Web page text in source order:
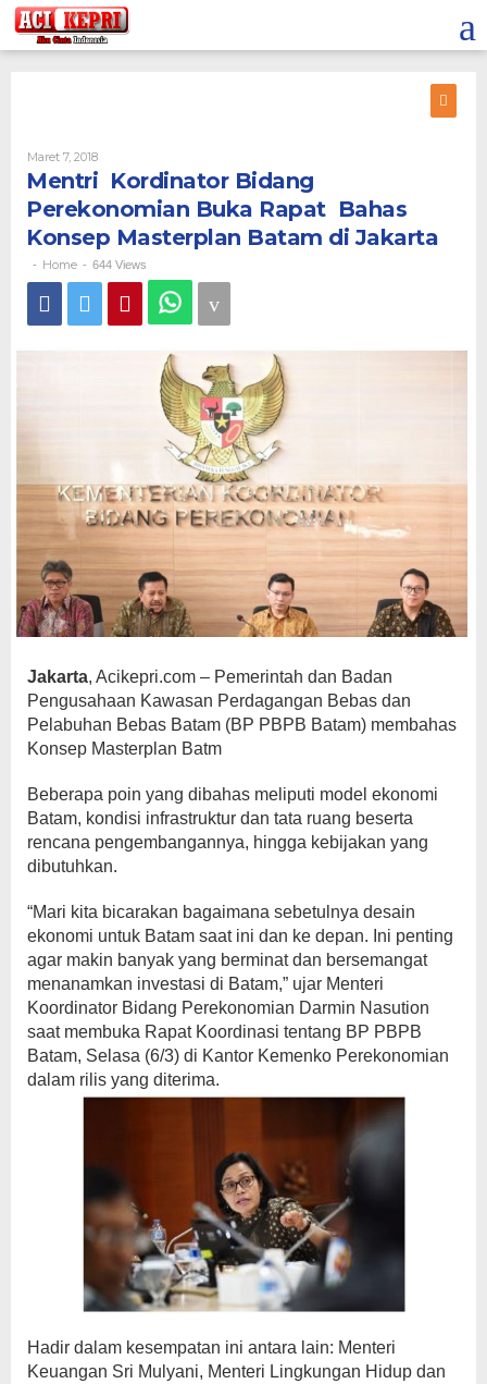
Lewati
ke
konten
Maret 7, 2018Oleh
Mentri Kordinator Bidang
Perekonomian Buka Rapat Bahas
Konsep Masterplan Batam di Jakarta
- Home - 644 Views
Jakarta, Acikepri.com – Pemerintah dan Badan
Pengusahaan Kawasan Perdagangan Bebas dan
Pelabuhan Bebas Batam (BP PBPB Batam) membahas
Konsep Masterplan Batm
Beberapa poin yang dibahas meliputi model ekonomi
Batam, kondisi infrastruktur dan tata ruang beserta
rencana pengembangannya, hingga kebijakan yang
dibutuhkan.
“Mari kita bicarakan bagaimana sebetulnya desain
ekonomi untuk Batam saat ini dan ke depan. Ini penting
agar makin banyak yang berminat dan bersemangat
menanamkan investasi di Batam,” ujar Menteri
Koordinator Bidang Perekonomian Darmin Nasution
saat membuka Rapat Koordinasi tentang BP PBPB
Batam, Selasa (6/3) di Kantor Kemenko Perekonomian
dalam rilis yang diterima.
Hadir dalam kesempatan ini antara lain: Menteri
Keuangan Sri Mulyani, Menteri Lingkungan Hidup dan